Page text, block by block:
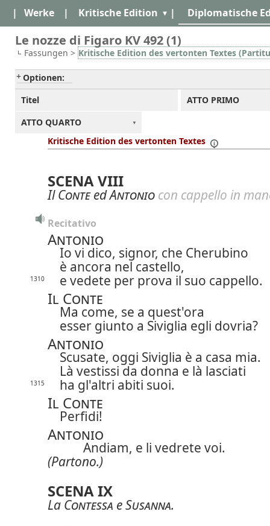
| Werke | Kritische Edition | Diplomatische
Le nozze di Figaro KV 492 (1)
Fassungen > Kritische Edition des vertonten Textes
Optionen:
Titel
ATTO PRIMO
ATTO QUARTO
Kritische Edition des vertonten Textes
SCENA VIII
IlConteedAntonio con cappello in
Recitativo
Antonio
Io vi dico, signor, che Cherubino
è ancora nel castello,
1310 e vedete per prova il suo cappello.
Il Conte
Ma come, se a quest'ora
esser giunto a Siviglia egli dovria?
Antonio
Scusate, oggi Siviglia è a casa mia.
Là vestissi da donna e là lasciati
1315 ha gl'altri abiti suoi.
Il Conte
Perfidi!
Antonio
Andiam, e li vedrete voi.
(Partono.)
SCENA IX
La Contessa eSusanna.